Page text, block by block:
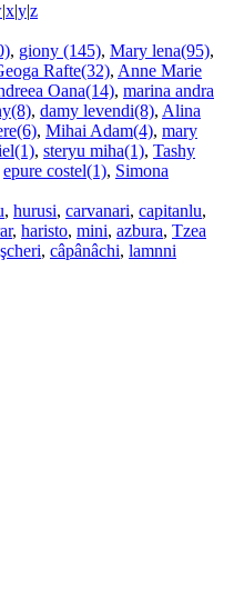
|x|y|z
, giony (145), Mary lena(95),
Rafte(32), Anne Marie
Oana(14), marina andra
, damy levendi(8), Alina
, Mihai Adam(4), mary
, steryu miha(1), Tashy
epure costel(1), Simona
, hurusi, carvanari, capitanlu,
, haristo, mini, azbura, Tzea
, câpânâchi, lamnni